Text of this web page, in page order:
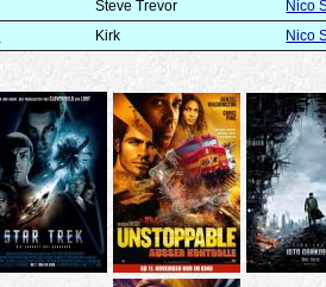
Steve Trevor
Nico
Kirk Nico